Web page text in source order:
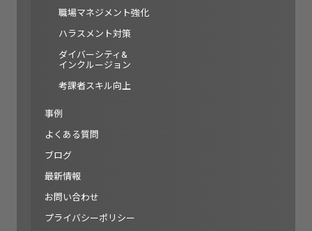
職場マネジメント強化
ハラスメント対策
ダイバーシティ&
インクルージョン
考課者スキル向上
事例
よくある質問
ブログ
最新情報
お問い合わせ
プライバシーポリシー